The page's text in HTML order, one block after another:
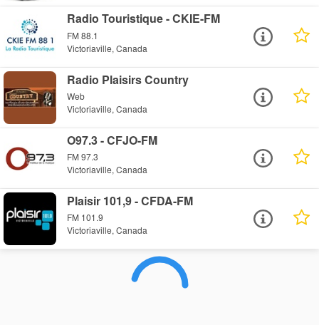
Radio Touristique - CKIE-FM
FM 88.1
Victoriaville, Canada
Radio Plaisirs Country
Web
Victoriaville, Canada
O97.3 - CFJO-FM
FM 97.3
Victoriaville, Canada
Plaisir 101,9 - CFDA-FM
FM 101.9
Victoriaville, Canada